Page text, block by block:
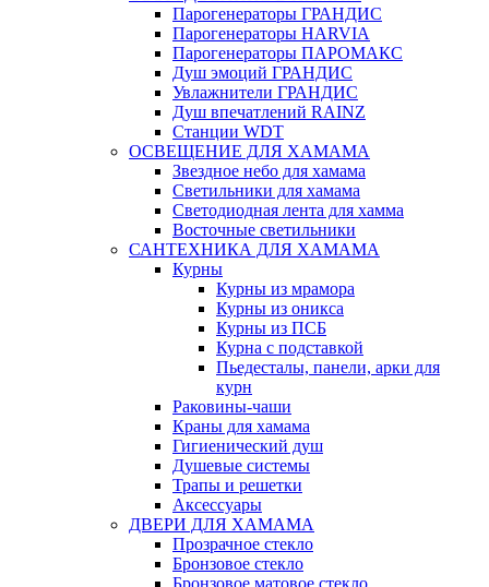
Парогенераторы ГРАНДИС
Парогенераторы HARVIA
Парогенераторы ПАРОМАКС
Душ эмоций ГРАНДИС
Увлажнители ГРАНДИС
Душ впечатлений RAINZ
Станции WDT
ОСВЕЩЕНИЕ ДЛЯ ХАМАМА
Звездное небо для хамама
Светильники для хамама
Светодиодная лента для хамма
Восточные светильники
САНТЕХНИКА ДЛЯ ХАМАМА
Курны
Курны из мрамора
Курны из оникса
Курны из ПСБ
Курна с подставкой
Пьедесталы, панели, арки для
курн
Раковины-чаши
Краны для хамама
Гигиенический душ
Душевые системы
Трапы и решетки
Аксессуары
ДВЕРИ ДЛЯ ХАМАМА
Прозрачное стекло
Бронзовое стекло